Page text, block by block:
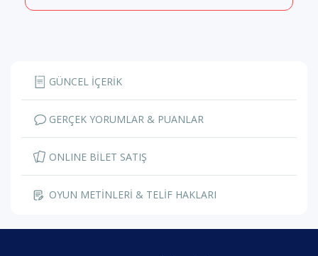
GÜNCEL İÇERİK
GERÇEK YORUMLAR & PUANLAR
ONLINE BİLET SATIŞ
OYUN METİNLERİ & TELİF HAKLARI